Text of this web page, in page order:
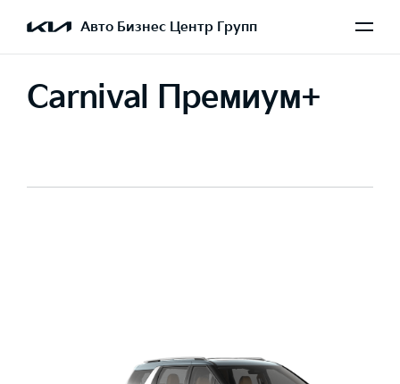
Авто Бизнес Центр Групп
Carnival Премиум+